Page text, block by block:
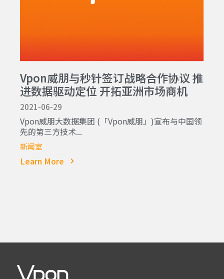
Vpon威朋与秒针签订战略合作协议 推
进数据驱动定位 开拓亚洲市场商机
2021-06-29
Vpon威朋大数据集团 (「Vpon威朋」)宣布与中国领
先的第三方技术...
新闻室
Learn More